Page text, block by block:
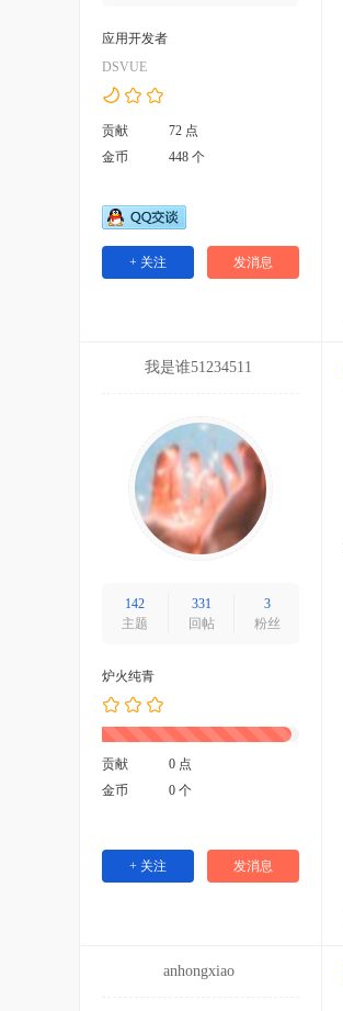
应用开发者
DSVUE
贡献
72 点
金币
448 个
+ 关注 发消息
我是谁51234511
142
主题
331
回帖
3
粉丝
炉火纯青
贡献
0 点
金币
0 个
+ 关注 发消息
anhongxiao